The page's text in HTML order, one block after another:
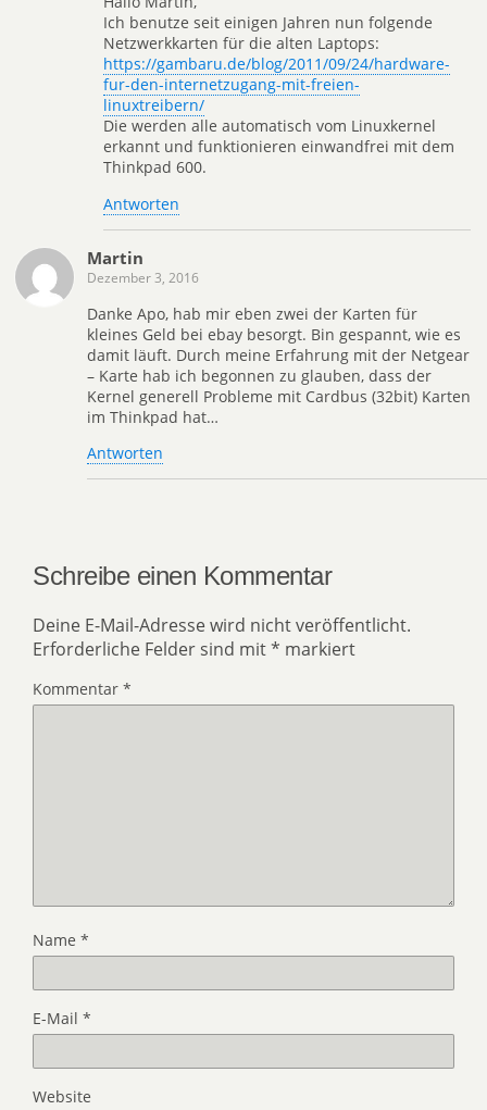
Ich benutze seit einigen Jahren nun folgende
Netzwerkkarten für die alten Laptops:
https://gambaru.de/blog/2011/09/24/hardware-
fur-den-internetzugang-mit-freien-
linuxtreibern/
Die werden alle automatisch vom Linuxkernel
erkannt und funktionieren einwandfrei mit dem
Thinkpad 600.
Antworten
Martin
Dezember 3, 2016
Danke Apo, hab mir eben zwei der Karten für
kleines Geld bei ebay besorgt. Bin gespannt, wie es
damit läuft. Durch meine Erfahrung mit der Netgear
– Karte hab ich begonnen zu glauben, dass der
Kernel generell Probleme mit Cardbus (32bit) Karten
im Thinkpad hat…
Antworten
Schreibe einen Kommentar
Deine E-Mail-Adresse wird nicht veröffentlicht.
Erforderliche Felder sind mit* markiert
Kommentar *
Name *
E-Mail *
Website